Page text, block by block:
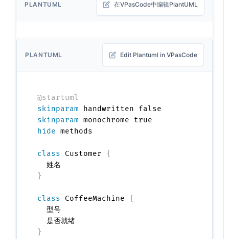
PLANTUML 在VPasCode中编辑PlantUML
PLANTUML Edit Plantuml in VPasCode
@startuml
skinparam
skinparam
hide methods
class Customer {
}
class CoffeeMachine {
  型号
}